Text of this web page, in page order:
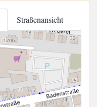
Straßenansicht